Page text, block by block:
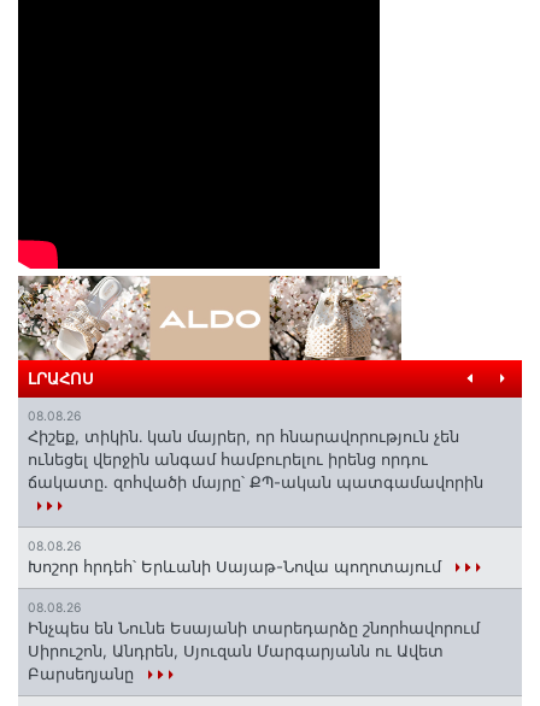
ԼՐԱՀՈՍ
08.08.26
Հիշեք, տիկին․ կան մայրեր, որ հնարավորություն չեն
ունեցել վերջին անգամ համբուրելու իրենց որդու
ճակատը. զոհվածի մայրը՝ ՔՊ-ական պատգամավորին
08.08.26
Խոշոր հրդեհ՝ Երևանի Սայաթ-Նովա պողոտայում
08.08.26
Ինչպես են Նունե Եսայանի տարեդարձը շնորհավորում
Սիրուշոն, Անդրեն, Սյուզան Մարգարյանն ու Ավետ
Բարսեղյանը